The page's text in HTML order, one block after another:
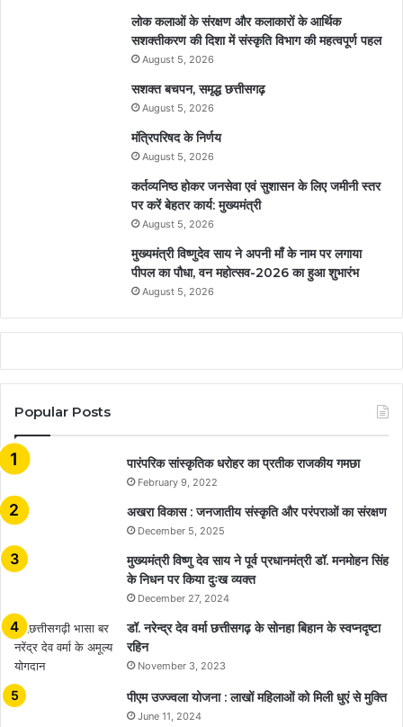
लोक कलाओं के संरक्षण और कलाकारों के आर्थिक
सशक्तीकरण की दिशा में संस्कृति विभाग की महत्वपूर्ण पहल
August 5, 2026
सशक्त बचपन, समृद्ध छत्तीसगढ़
August 5, 2026
मंत्रिपरिषद के निर्णय
August 5, 2026
कर्तव्यनिष्ठ होकर जनसेवा एवं सुशासन के लिए जमीनी स्तर
पर करें बेहतर कार्य: मुख्यमंत्री
August 5, 2026
मुख्यमंत्री विष्णुदेव साय ने अपनी माँ के नाम पर लगाया
पीपल का पौधा, वन महोत्सव-2026 का हुआ शुभारंभ
August 5, 2026
Popular Posts
​​​​​​​पारंपरिक सांस्कृतिक धरोहर का प्रतीक राजकीय गमछा
February 9, 2022
अखरा विकास : जनजातीय संस्कृति और परंपराओं का संरक्षण
December 5, 2025
मुख्यमंत्री विष्णु देव साय ने पूर्व प्रधानमंत्री डॉ. मनमोहन सिंह
के निधन पर किया दुःख व्यक्त
December 27, 2024
डॉ. नरेन्द्र देव वर्मा छत्तीसगढ़ के सोनहा बिहान के स्वप्नदृष्टा
रहिन
November 3, 2023
पीएम उज्ज्वला योजना : लाखों महिलाओं को मिली धुएं से मुक्ति
June 11, 2024